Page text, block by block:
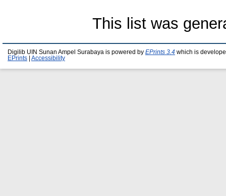
This list was
Digilib UIN Sunan Ampel Surabaya is powered by EPrints 3.4 which is
EPrints
Accessibility